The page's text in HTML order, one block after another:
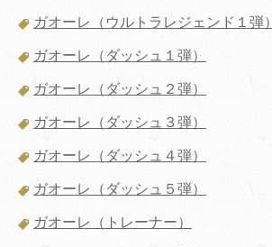
ガオーレ（ウルトラレジェンド１弾）
ガオーレ（ダッシュ１弾）
ガオーレ（ダッシュ２弾）
ガオーレ（ダッシュ３弾）
ガオーレ（ダッシュ４弾）
ガオーレ（ダッシュ５弾）
ガオーレ（トレーナー）